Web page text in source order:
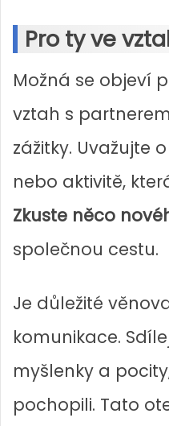
Pro ty ve
Možná se objeví
vztah s
zážitky. Uvažujte
nebo aktivitě,
Zkuste něco
společnou cestu.
Je důležité
komunikace.
myšlenky a
pochopili. Tato